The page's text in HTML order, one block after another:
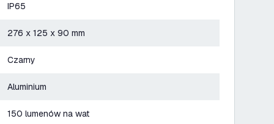
IP65
276 x 125 x 90 mm
Czarny
Aluminium
150 lumenów na wat